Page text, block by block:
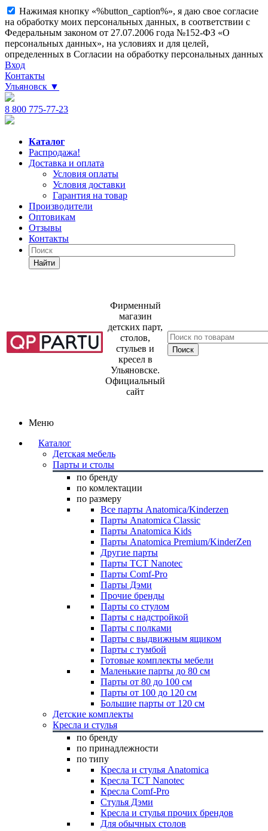
Нажимая кнопку «%button_caption%», я даю свое согласие
на обработку моих персональных данных, в соответствии с
Федеральным законом от 27.07.2006 года №152-ФЗ «О
персональных данных», на условиях и для целей,
определенных в Согласии на обработку персональных данных
Вход
Контакты
Ульяновск ▼
8 800 775-77-23
Каталог
Распродажа!
Доставка и оплата
Условия оплаты
Условия доставки
Гарантия на товар
Производители
Оптовикам
Отзывы
Контакты
Найти
Фирменный
магазин
детских парт,
столов,
стульев и
кресел в
Ульяновске.
Официальный
сайт
Меню
Каталог
Детская мебель
Парты и столы
по бренду
по комлектации
по размеру
Все парты Anatomica/Kinderzen
Парты Anatomica Classic
Парты Anatomica Kids
Парты Anatomica Premium/KinderZen
Другие парты
Парты TCT Nanotec
Парты Comf-Pro
Парты Дэми
Прочие бренды
Парты со стулом
Парты с надстройкой
Парты с полками
Парты с выдвижным ящиком
Парты с тумбой
Готовые комплекты мебели
Маленькие парты до 80 см
Парты от 80 до 100 см
Парты от 100 до 120 см
Большие парты от 120 см
Детские комплекты
Кресла и стулья
по бренду
по принадлежности
по типу
Кресла и стулья Anatomica
Кресла TCT Nanotec
Кресла Comf-Pro
Стулья Дэми
Кресла и стулья прочих брендов
Для обычных столов